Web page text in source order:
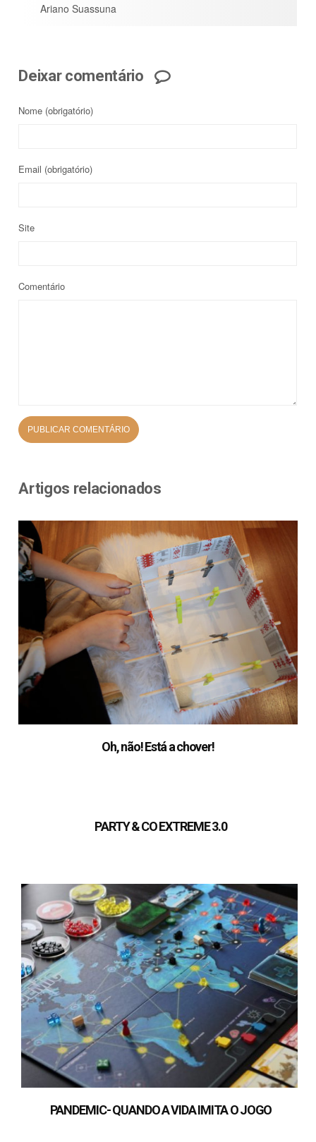
Ariano Suassuna
Deixar comentário
Nome (obrigatório)
Email (obrigatório)
Site
Comentário
Artigos relacionados
Oh, não! Está a chover!
PARTY & CO EXTREME 3.0
PANDEMIC- QUANDO A VIDA IMITA O JOGO